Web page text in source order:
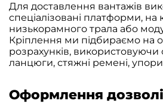
Для доставлення вантажів
спеціалізовані платформи, на
низькорамного трала або
Кріплення ми підбираємо на
розрахунків, використовуючи
ланцюги, стяжні ремені,
Оформлення